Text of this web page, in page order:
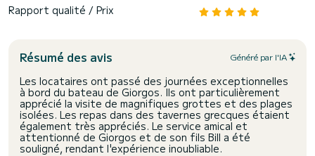
Rapport qualité / Prix
Résumé des avis Généré par l'IA
Les locataires ont passé des journées exceptionnelles
à bord du bateau de Giorgos. Ils ont particulièrement
apprécié la visite de magnifiques grottes et des plages
isolées. Les repas dans des tavernes grecques étaient
également très appréciés. Le service amical et
attentionné de Giorgos et de son fils Bill a été
souligné, rendant l'expérience inoubliable.